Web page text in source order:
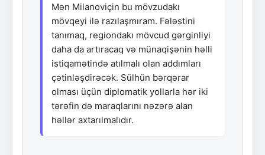
Mən Milanoviçin bu mövzudakı
mövqeyi ilə razılaşmıram. Fələstini
tanımaq, regiondakı mövcud gərginliyi
daha da artıracaq və münaqişənin həlli
istiqamətində atılmalı olan addımları
çətinləşdirəcək. Sülhün bərqərar
olması üçün diplomatik yollarla hər iki
tərəfin də maraqlarını nəzərə alan
həllər axtarılmalıdır.